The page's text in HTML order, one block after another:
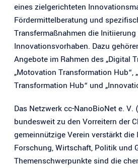
eines zielgerichteten
Fördermittelberatung und
Transfermaßnahmen die Initiierung
Innovationsvorhaben. Dazu
Angebote im Rahmen des „Digital
„Motovation Transformation Hub“,
Transformation Hub“ und
Das Netzwerk cc-NanoBioNet e.
bundesweit zu den Vorreitern der
gemeinnützige Verein verstärkt
Forschung, Wirtschaft, Politik und
Themenschwerpunkte sind die